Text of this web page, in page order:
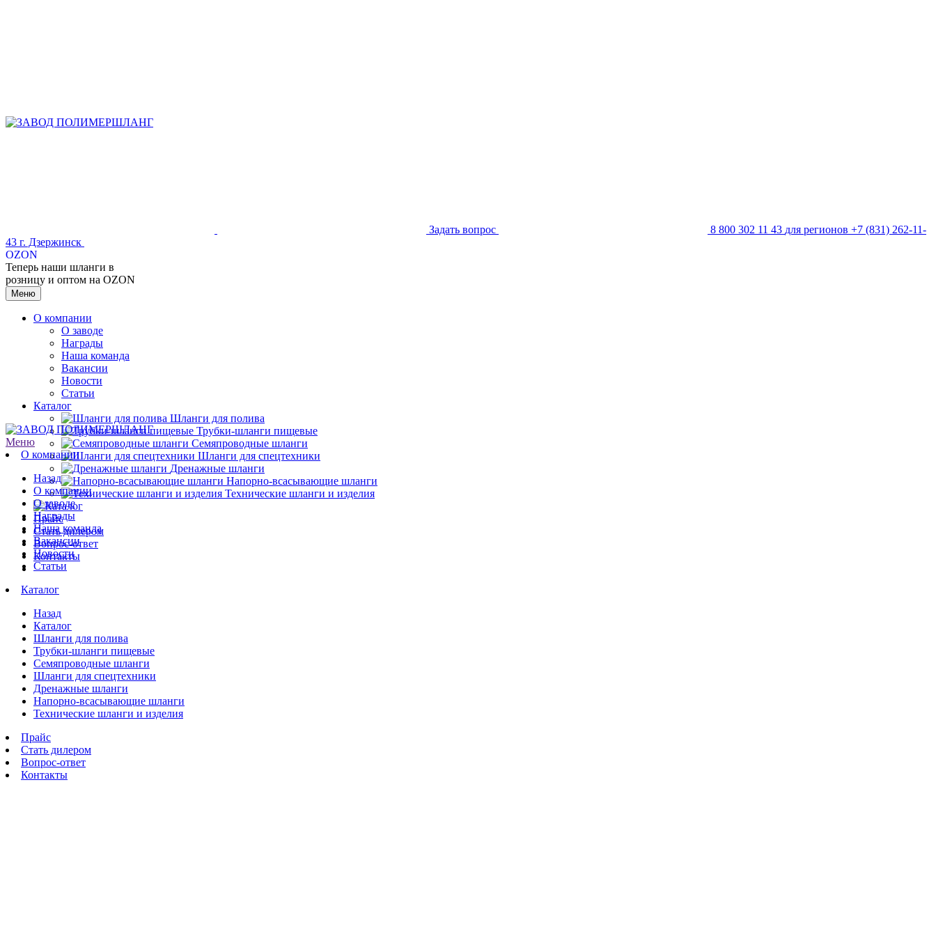
Задать вопрос 8 800 302 11 43 для регионов +7 (831) 262-11-
43 г. Дзержинск
OZON
Теперь наши шланги в
розницу и оптом на OZON
Меню
О компании
О заводе
Награды
Наша команда
Вакансии
Новости
Статьи
Каталог
Шланги для полива
Трубки-шланги пищевые
Семяпроводные шланги
Шланги для спецтехники
Дренажные шланги
Напорно-всасывающие шланги
Технические шланги и изделия
Прайс
Стать дилером
Вопрос-ответ
Контакты
Меню
О компании
Назад
О компании
О заводе
Награды
Наша команда
Вакансии
Новости
Статьи
Каталог
Назад
Каталог
Шланги для полива
Трубки-шланги пищевые
Семяпроводные шланги
Шланги для спецтехники
Дренажные шланги
Напорно-всасывающие шланги
Технические шланги и изделия
Прайс
Стать дилером
Вопрос-ответ
Контакты